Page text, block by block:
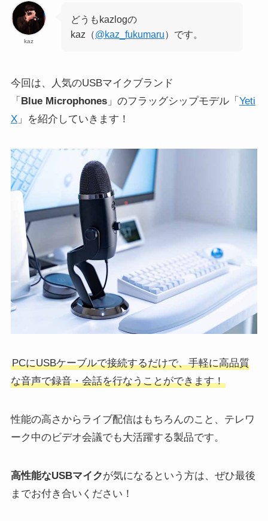
kaz
どうもkazlogの
kaz（@kaz_fukumaru）です。
今回は、人気のUSBマイクブランド
「 Blue Microphones」のフラッグシップモデル「 Yeti
X」を紹介していきます！
PCにUSBケーブルで接続するだけで、手軽に高品質
な音声で録音・会話を行なうことができます！
性能の高さからライブ配信はもちろんのこと、テレワ
ーク中のビデオ会議でも大活躍する製品です。
高性能なUSBマイクが気になるという方は、ぜひ最後
までお付き合いください！